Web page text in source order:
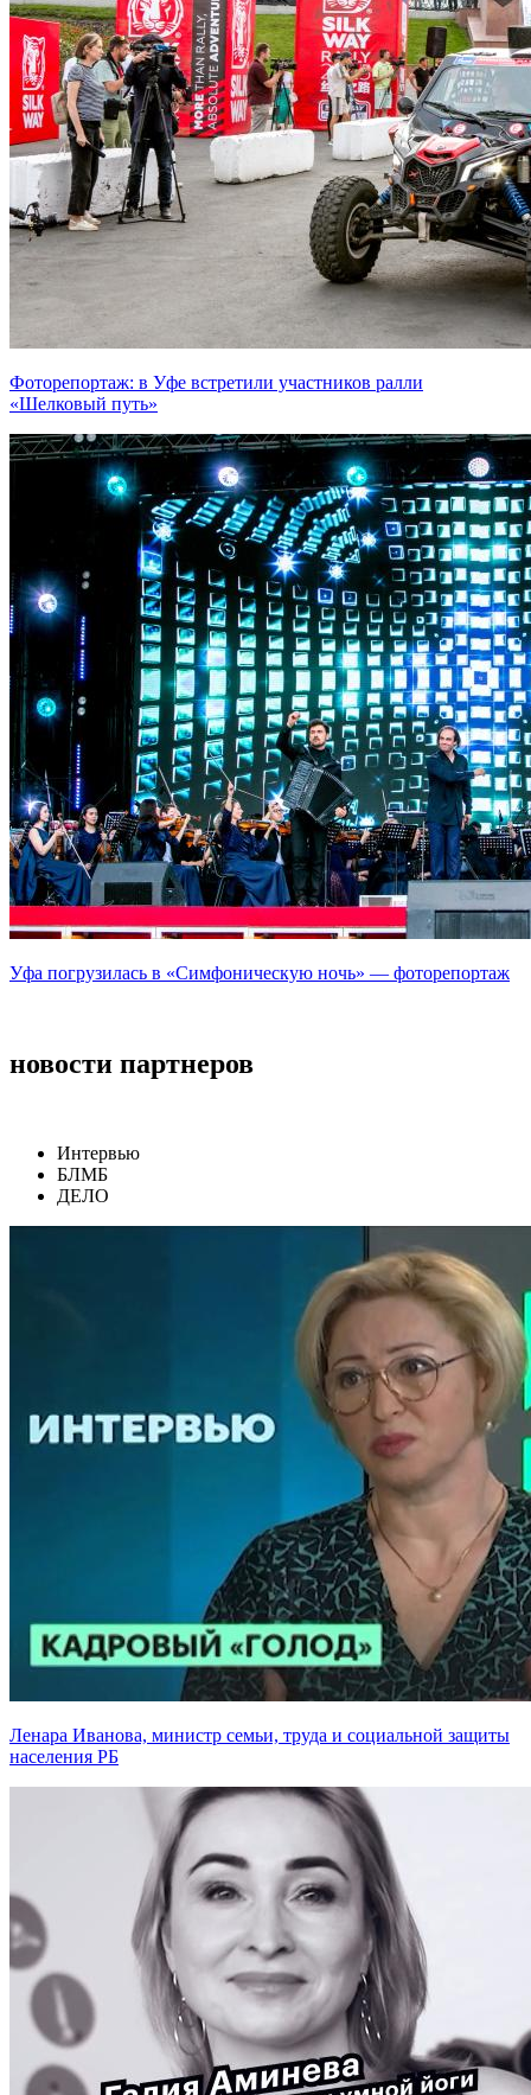
Фоторепортаж: в Уфе встретили участников ралли
«Шелковый путь»
Уфа погрузилась в «Симфоническую ночь» — фоторепортаж
новости партнеров
Интервью
БЛМБ
ДЕЛО
Ленара Иванова, министр семьи, труда и социальной защиты
населения РБ